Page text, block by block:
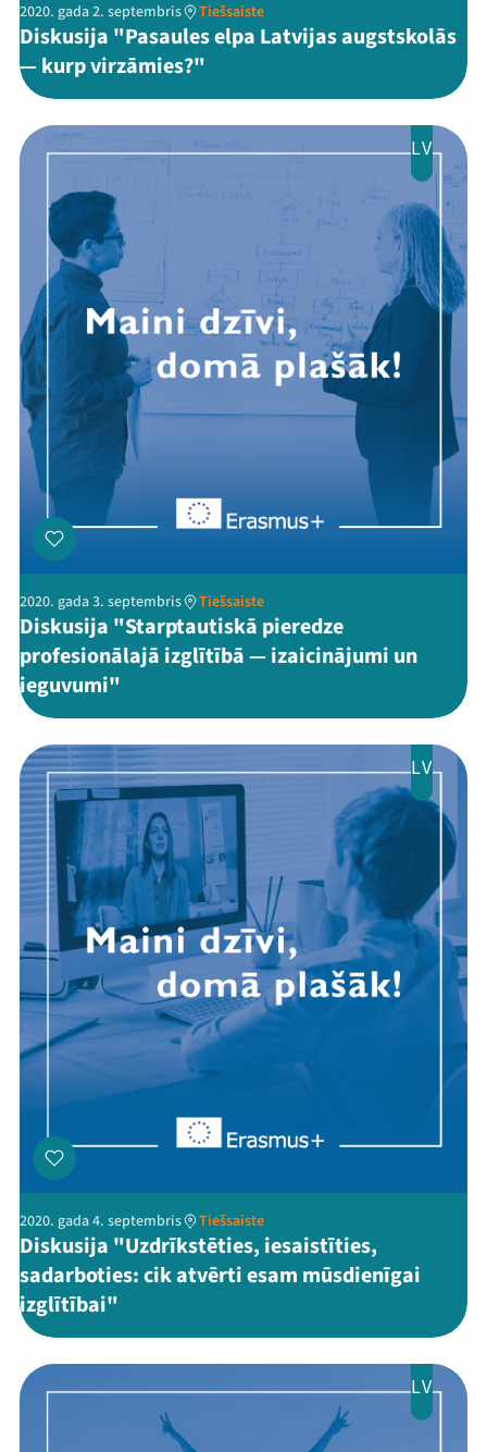
2020. gada 2. septembris Tiešsaiste
Diskusija "Pasaules elpa Latvijas augstskolās
— kurp virzāmies?"
LV
2020. gada 3. septembris Tiešsaiste
Diskusija "Starptautiskā pieredze
profesionālajā izglītībā — izaicinājumi un
ieguvumi"
LV
2020. gada 4. septembris Tiešsaiste
Diskusija "Uzdrīkstēties, iesaistīties,
sadarboties: cik atvērti esam mūsdienīgai
izglītībai"
LV